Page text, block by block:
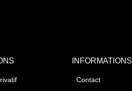
INFORMATIONS
Contact